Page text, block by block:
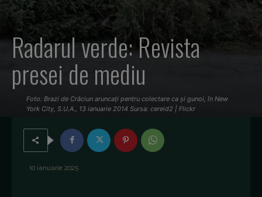
Radarul verde: Revista
presei de mediu
Foto: Brazi de Crăciun aruncaţi pentru colectare ca şi gunoi, în New
York City, S.U.A., 13 ianuarie 2014 Sursa: cereid2 | Flickr
10 ianuarie 2025